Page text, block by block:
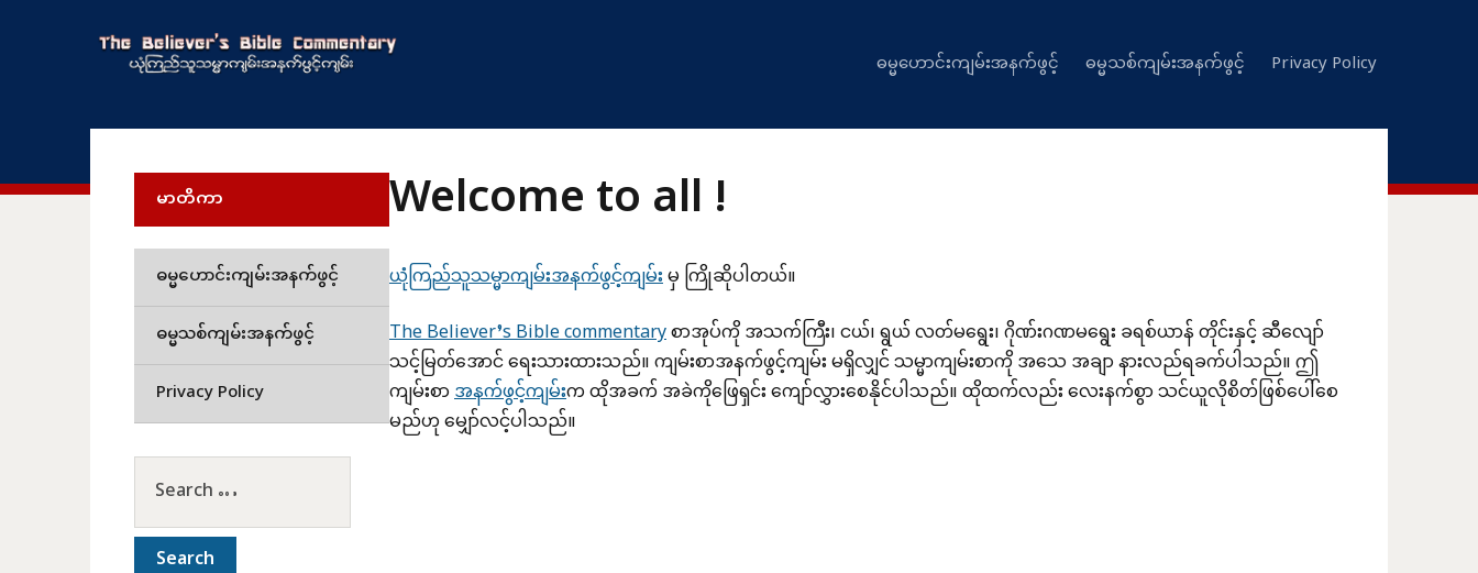
ဓမ္မဟောင်းကျမ်းအနက်ဖွင့် ဓမ္မသစ်ကျမ်းအနက်ဖွင့် Privacy Policy
Welcome to all !
ယုံကြည်သူသမ္မာကျမ်းအနက်ဖွင့်ကျမ်းမှ ကြိုဆိုပါတယ်။
The Believer’s Bible commentaryစာအုပ်ကို အသက်ကြီး၊ ငယ်၊ ရွယ် လတ်မရွေး၊ ဂိုဏ်းဂဏမရွေး ခရစ်ယာန် တိုင်းနှင့် ဆီလျော်
သင့်မြတ်အောင် ရေးသားထားသည်။ ကျမ်းစာအနက်ဖွင့်ကျမ်း မရှိလျှင် သမ္မာကျမ်းစာကို အသေ အချာ နားလည်ရခက်ပါသည်။ ဤ
ကျမ်းစာအနက်ဖွင့်ကျမ်းက ထိုအခက် အခဲကိုဖြေရှင်း ကျော်လွှားစေနိုင်ပါသည်။ ထိုထက်လည်း လေးနက်စွာ သင်ယူလိုစိတ်ဖြစ်ပေါ်စေ
မည်ဟု မျှော်လင့်ပါသည်။
မာတိကာ
ဓမ္မဟောင်းကျမ်းအနက်ဖွင့်
ဓမ္မသစ်ကျမ်းအနက်ဖွင့်
Privacy Policy